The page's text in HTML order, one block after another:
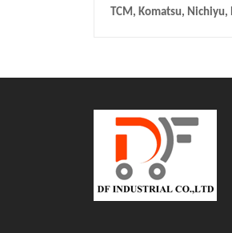
TCM, Komatsu,